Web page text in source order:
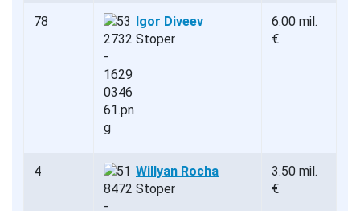
78
Igor Diveev
Stoper
6.00 mil.
€
4
Willyan Rocha
Stoper
3.50 mil.
€